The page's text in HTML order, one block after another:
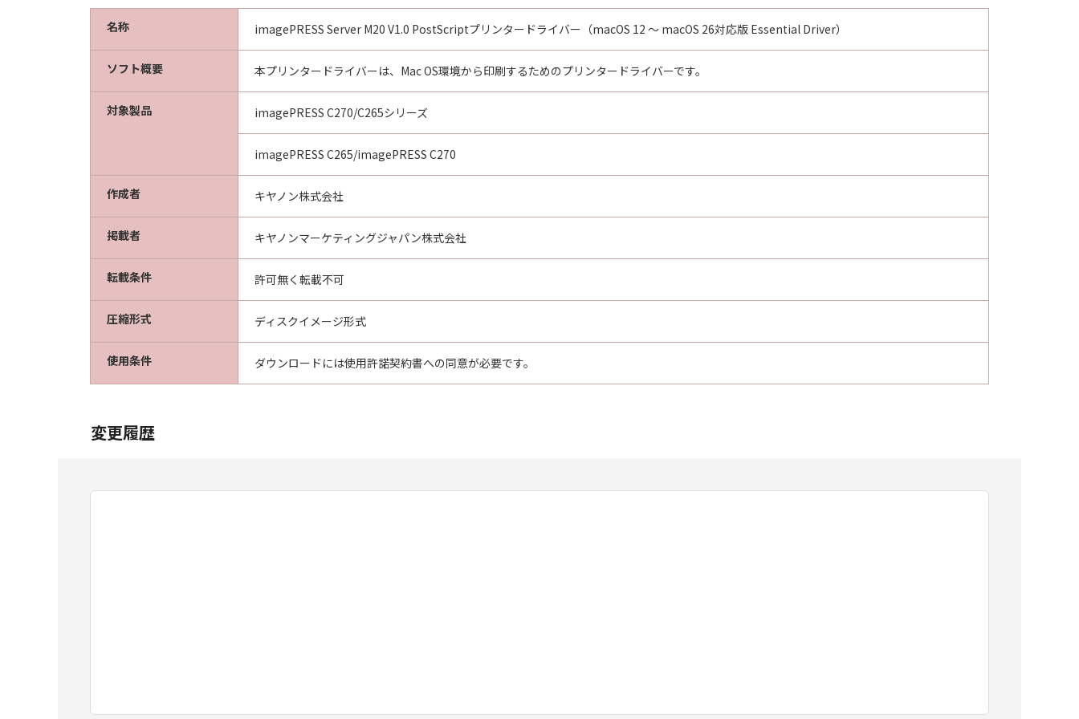
名称 imagePRESS Server M20 V1.0 PostScriptプリンタードライバー（macOS 12 ～ macOS 26対応版 Essential Driver）
ソフト概要 本プリンタードライバーは、Mac OS環境から印刷するためのプリンタードライバーです。
対象製品 imagePRESS C270/C265シリーズ
imagePRESS C265/imagePRESS C270
作成者 キヤノン株式会社
掲載者 キヤノンマーケティングジャパン株式会社
転載条件 許可無く転載不可
圧縮形式 ディスクイメージ形式
使用条件 ダウンロードには使用許諾契約書への同意が必要です。
変更履歴